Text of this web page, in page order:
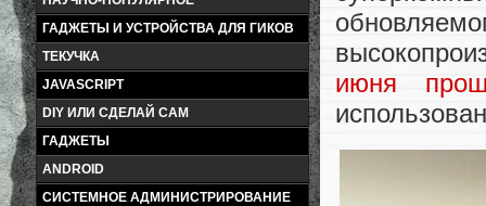
ГАДЖЕТЫ И УСТРОЙСТВА ДЛЯ ГИКОВ
ТЕКУЧКА
JAVASCRIPT
DIY ИЛИ СДЕЛАЙ САМ
ГАДЖЕТЫ
ANDROID
СИСТЕМНОЕ АДМИНИСТРИРОВАНИЕ
июня